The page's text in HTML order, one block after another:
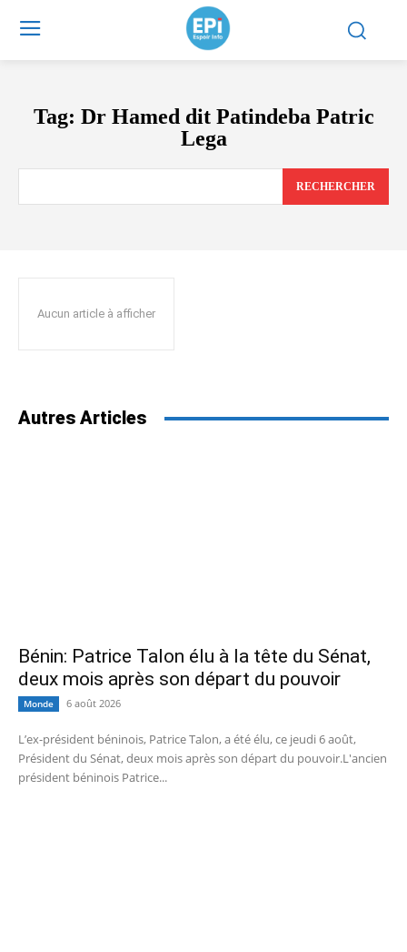
Tag: Dr Hamed dit Patindeba Patric
Lega
RECHERCHER
Aucun article à afficher
Autres Articles
Bénin: Patrice Talon élu à la tête du Sénat,
deux mois après son départ du pouvoir
Monde 6 août 2026
L’ex-président béninois, Patrice Talon, a été élu, ce jeudi 6 août,
Président du Sénat, deux mois après son départ du pouvoir.L'ancien
président béninois Patrice...